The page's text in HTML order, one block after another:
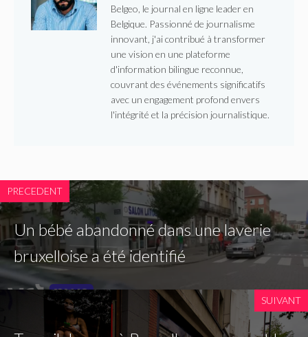
Belgeo, le journal en ligne leader en
Belgique. Passionné de journalisme
innovant, j'ai contribué à transformer
une vision en une plateforme
d'information bilingue reconnue,
couvrant des événements significatifs
avec un engagement profond envers
l'intégrité et la précision journalistique.
PRECEDENT
Un bébé abandonné dans une laverie
bruxelloise a été identifié
SUIVANT